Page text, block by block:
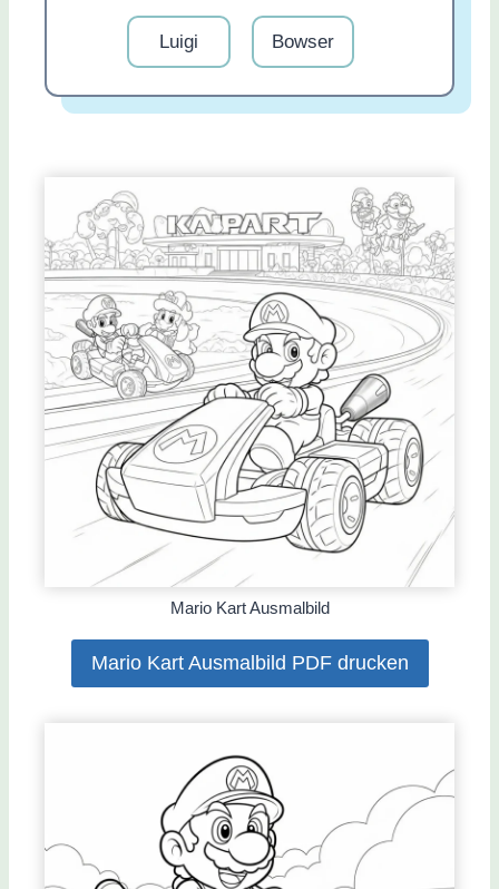
Luigi Bowser
Mario Kart Ausmalbild
Mario Kart Ausmalbild PDF drucken